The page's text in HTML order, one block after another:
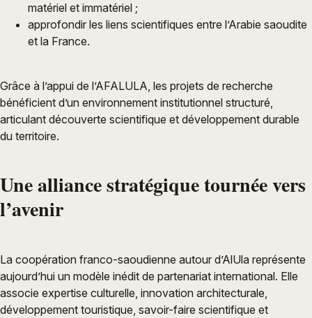
matériel et immatériel ;
approfondir les liens scientifiques entre l’Arabie saoudite
et la France.
Grâce à l’appui de l’AFALULA, les projets de recherche
bénéficient d’un environnement institutionnel structuré,
articulant découverte scientifique et développement durable
du territoire.
Une alliance stratégique tournée vers
l’avenir
La coopération franco-saoudienne autour d’AlUla représente
aujourd’hui un modèle inédit de partenariat international. Elle
associe expertise culturelle, innovation architecturale,
développement touristique, savoir-faire scientifique et